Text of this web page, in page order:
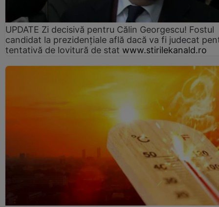
UPDATE Zi decisivă pentru Călin Georgescu! Fostul
candidat la prezidențiale află dacă va fi judecat
tentativă de lovitură de stat www.stirilekanald.ro